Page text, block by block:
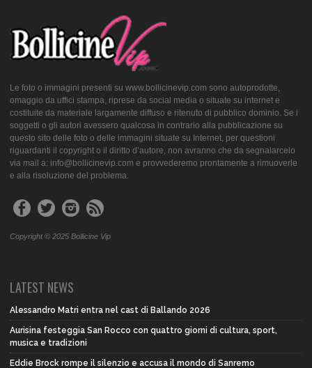
Le foto o immagini presenti su www.bollicinevip.com sono autoprodotte,
omaggio da uffici stampa, riprese da social media o situate su internet e
costituite da materiale largamente diffuso e ritenuto di pubblico dominio. Se i
soggetti o gli autori avessero qualcosa in contrario alla pubblicazione su
questo sito delle foto o delle immagini situate su Internet, per questioni
riguardanti il copyright o il diritto d’autore, non avranno che da segnalarcelo
via mail a: info@bollicinevip.com e provvederemo prontamente a rimuoverle
e alla risoluzione del problema.
Copyright © 2025 Bollicine Vip
LATEST NEWS
Alessandro Matri entra nel cast di Ballando 2026
Aurisina festeggia San Rocco con quattro giorni di cultura, sport,
musica e tradizioni
Eddie Brock rompe il silenzio e accusa il mondo di Sanremo